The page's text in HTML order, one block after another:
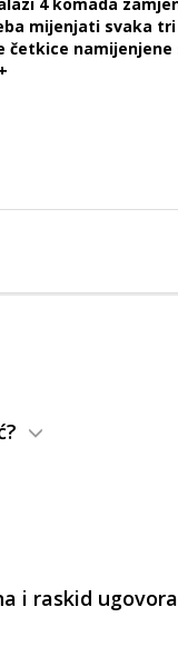
4 komada
mijenjati svaka tri
četkice
i raskid ugovora